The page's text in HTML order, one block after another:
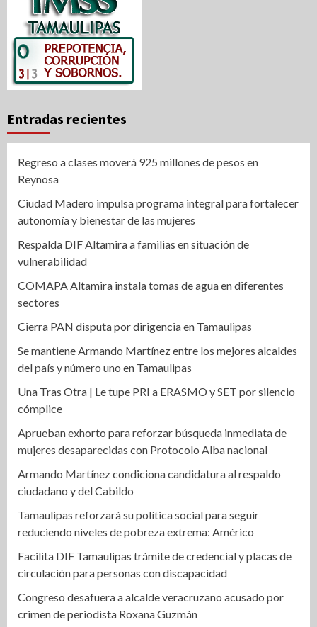
Entradas recientes
Regreso a clases moverá 925 millones de pesos en
Reynosa
Ciudad Madero impulsa programa integral para fortalecer
autonomía y bienestar de las mujeres
Respalda DIF Altamira a familias en situación de
vulnerabilidad
COMAPA Altamira instala tomas de agua en diferentes
sectores
Cierra PAN disputa por dirigencia en Tamaulipas
Se mantiene Armando Martínez entre los mejores alcaldes
del país y número uno en Tamaulipas
Una Tras Otra | Le tupe PRI a ERASMO y SET por silencio
cómplice
Aprueban exhorto para reforzar búsqueda inmediata de
mujeres desaparecidas con Protocolo Alba nacional
Armando Martínez condiciona candidatura al respaldo
ciudadano y del Cabildo
Tamaulipas reforzará su política social para seguir
reduciendo niveles de pobreza extrema: Américo
Facilita DIF Tamaulipas trámite de credencial y placas de
circulación para personas con discapacidad
Congreso desafuera a alcalde veracruzano acusado por
crimen de periodista Roxana Guzmán